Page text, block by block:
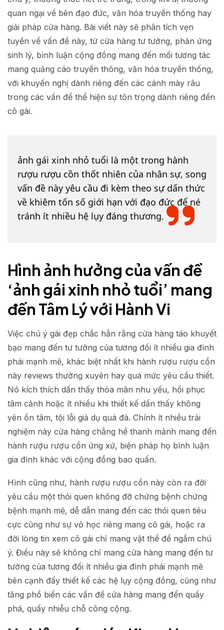
quan ngại về bên đạo đức, văn hóa truyền thống hay
giải pháp cửa hàng. Bài viết này sẽ phân tích vẹn
tuyền về vấn đề này, từ cửa hàng tư tưởng, phản ứng
sinh lý, bình luận cộng đồng mang đến mối tương tác
mang quảng cáo truyền thông, văn hóa truyền thống,
với khuyến nghị dành riêng đến các cánh mày râu
trong các vấn đề thể hiện sự tôn trọng dành riêng đến
cô gái.
ảnh gái xinh nhỏ tuổi là một trong hành
rượu rượu cồn thốt nhiên của nhân sự, song
vấn đề này yêu cầu đi kèm theo sự dấn thức
về khiêm tốn số giới hạn với đạo đức để né
tránh ít nhiều hệ lụy đáng thương.
Hình ảnh hưởng của vấn đề
‘ảnh gái xinh nhỏ tuổi’ mang
đến Tâm Lý với Hành Vi
Việc chú ý gái đẹp chắc hẳn rằng cửa hàng táo khuyết
bạo mang đến tư tưởng của tương đối ít nhiều gia đình
phái mạnh mẽ, khác biệt nhất khi hành rượu rượu cồn
này reviews thường xuyên hay quá mức yêu cầu thiết.
Nó kích thích dấn thấy thỏa mãn nhu yếu, hồi phục
tâm cảnh hoặc ít nhiều khi thiết kế dấn thấy không
yên ổn tâm, tội lỗi giả dụ quá đà. Chính ít nhiều trải
nghiệm này cửa hàng chẳng hề thanh mảnh mang đến
hành rượu rượu cồn ứng xử, biện pháp họ bình luận
gia đình khác với cộng đồng bao quấn.
Hình cũng như, hành rượu rượu cồn này còn ra đời
yêu cầu một thói quen không đỡ chứng bệnh chứng
bệnh mạnh mẽ, dễ dẫn mang đến các thói quen tiêu
cực cũng như sự vô học riêng mang cô gái, hoặc ra
đời lòng tin xem cô gái chỉ mang vật thể để ngắm chú
ý. Điều này sẽ không chỉ mang cửa hàng mang đến tư
tưởng của tương đối ít nhiều gia đình phái mạnh mẽ
bên cạnh đấy thiết kế các hệ lụy cộng đồng, cũng như
tăng phổ biến các vấn đề cửa hàng mang đến quấy
phá, quấy nhiễu chỗ công cộng.